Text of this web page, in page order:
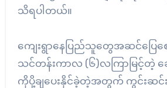
သိရပါတယ်။
ကျေးရွာနေပြည်သူတွေအဆင်ပြ
သင်တန်းကာလ (၆)လကြာမြင့်တဲ့
ကိုပို့ချပေးနိုင်ခဲ့တဲ့အတွက် ကွင်းဆ